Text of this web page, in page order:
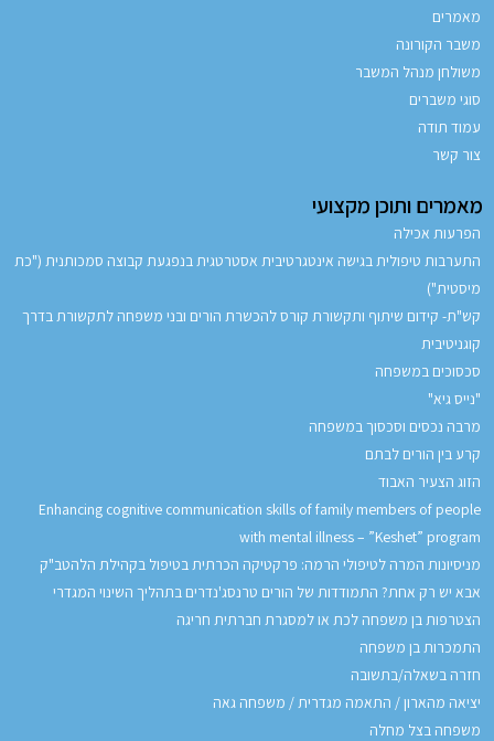
מאמרים
משבר הקורונה
משולחן מנהל המשבר
סוגי משברים
עמוד תודה
צור קשר
מאמרים ותוכן מקצועי
הפרעות אכילה
התערבות טיפולית בגישה אינטגרטיבית אסטרטגית בנפגעת קבוצה סמכותנית ("כת
מיסטית")
קש"ת- קידום שיתוף ותקשורת קורס להכשרת הורים ובני משפחה לתקשורת בדרך
קוגניטיבית
סכסוכים במשפחה
"נייס גיא"
מרבה נכסים וסכסוך במשפחה
קרע בין הורים לבתם
הזוג הצעיר האבוד
Enhancing cognitive communication skills of family members of people
with mental illness – ”Keshet” program
מניסיונות המרה לטיפולי הרמה: פרקטיקה הכרתית בטיפול בקהילת הלהטב"ק
אבא יש רק אחת? התמודדות של הורים טרנסג'נדרים בתהליך השינוי המגדרי
הצטרפות בן משפחה לכת או למסגרת חברתית חריגה
התמכרות בן משפחה
חזרה בשאלה/בתשובה
יציאה מהארון / התאמה מגדרית / משפחה גאה
משפחה בצל מחלה